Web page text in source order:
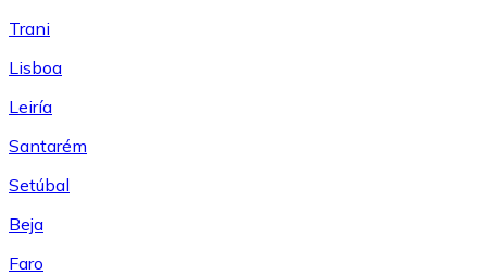
Trani
Lisboa
Leiría
Santarém
Setúbal
Beja
Faro